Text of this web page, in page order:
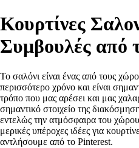
Κουρτίνες
Συμβουλές από
Το σαλόνι είναι ένας από τους
περισσότερο χρόνο και είναι
τρόπο που μας αρέσει και μας
σημαντικό στοιχείο της
εντελώς την ατμόσφαιρα του
μερικές υπέροχες ιδέες για
αντλήσουμε από το Pinterest.